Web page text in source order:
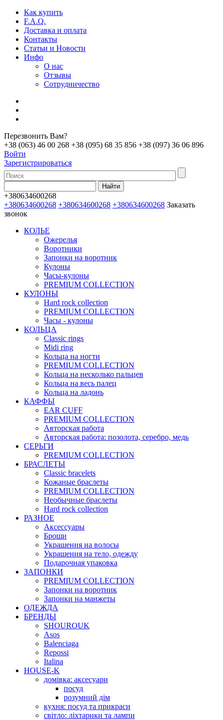
Как купить
F.A.Q.
Доставка и оплата
Контакты
Статьи и Новости
Инфо
О нас
Отзывы
Сотрудничество
Перезвонить Вам?
+38 (063) 46 00 268 +38 (095) 68 35 856 +38 (097) 36 06 896
Войти
Зарегистрироваться
+380634600268
+380634600268 +380634600268 +380634600268 Заказать
звонок
КОЛЬЕ
Ожерелья
Воротники
Запонки на воротник
Кулоны
Часы-кулоны
PREMIUM COLLECTION
КУЛОНЫ
Hard rock collection
PREMIUM COLLECTION
Часы - кулоны
КОЛЬЦА
Classic rings
Midi ring
Кольца на ногти
PREMIUM COLLECTION
Кольца на несколько пальцев
Кольца на весь палец
Кольца на ладонь
КАФФЫ
EAR CUFF
PREMIUM COLLECTION
Авторская работа
Авторская работа: позолота, серебро, медь
СЕРЬГИ
PREMIUM COLLECTION
БРАСЛЕТЫ
Classic bracelets
Кожаные браслеты
PREMIUM COLLECTION
Необычные браслеты
Hard rock collection
РАЗНОЕ
Аксессуары
Броши
Украшения на волосы
Украшения на тело, одежду
Подарочная упаковка
ЗАПОНКИ
PREMIUM COLLECTION
Запонки на воротник
Запонки на манжеты
ОДЕЖДА
БРЕНДЫ
SHOUROUK
Asos
Balenciaga
Repossi
Italina
HOUSE-K
домівка: аксесуари
посуд
розумний дім
кухня: посуд та прикраси
світло: ліхтарики та лампи